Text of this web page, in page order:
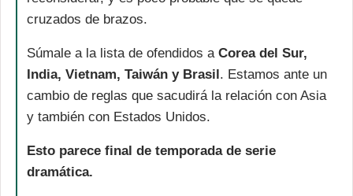
cruzados de brazos.
Súmale a la lista de ofendidos a Corea del Sur,
India, Vietnam, Taiwán y Brasil . Estamos ante un
cambio de reglas que sacudirá la relación con Asia
y también con Estados Unidos.
Esto parece final de temporada de serie
dramática.